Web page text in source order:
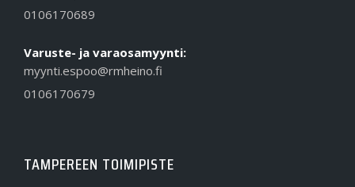
0106170689
Varuste- ja varaosamyynti:
myynti.espoo@rmheino.fi
0106170679
TAMPEREEN TOIMIPISTE